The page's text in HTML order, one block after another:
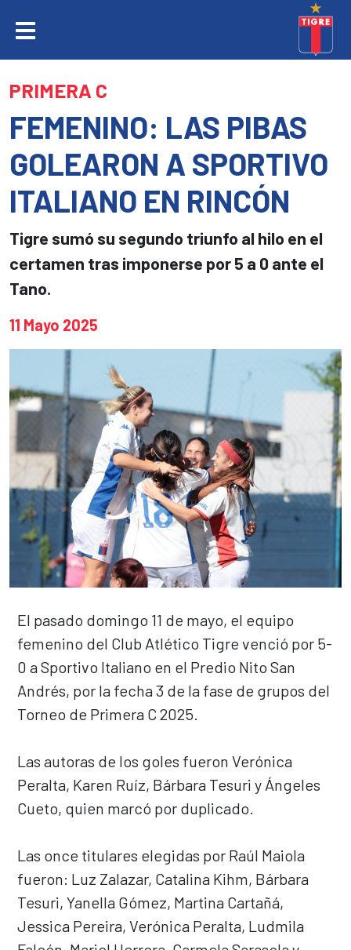
PRIMERA C
FEMENINO: LAS PIBAS
GOLEARON A SPORTIVO
ITALIANO EN RINCÓN
Tigre sumó su segundo triunfo al hilo en el
certamen tras imponerse por 5 a 0 ante el
Tano.
11 Mayo 2025
El pasado domingo 11 de mayo, el equipo
femenino del Club Atlético Tigre venció por 5-
0 a Sportivo Italiano en el Predio Nito San
Andrés, por la fecha 3 de la fase de grupos del
Torneo de Primera C 2025.
Las autoras de los goles fueron Verónica
Peralta, Karen Ruíz, Bárbara Tesuri y Ángeles
Cueto, quien marcó por duplicado.
Las once titulares elegidas por Raúl Maiola
fueron: Luz Zalazar, Catalina Kihm, Bárbara
Tesuri, Yanella Gómez, Martina Cartañá,
Jessica Pereira, Verónica Peralta, Ludmila